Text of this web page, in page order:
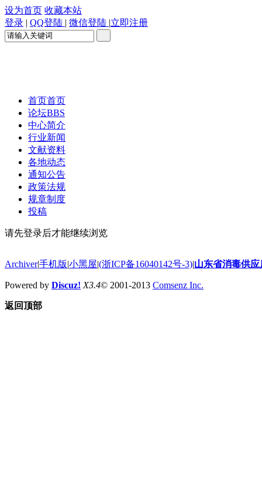
设为首页 收藏本站
登录 | QQ登陆 | 微信登陆 |立即注册
首页首页
论坛BBS
中心简介
行业新闻
文献资料
各地动态
通知公告
政策法规
规章制度
投稿
请先登录后才能继续浏览
Archiver|手机版|小黑屋|(浙ICP备16040142号-3)|山东省消毒供
Powered by Discuz! X3.4© 2001-2013 Comsenz Inc.
返回顶部